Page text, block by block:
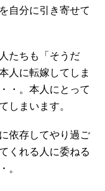
自分に引き寄せて
たちも「そうだ
人に転嫁してしま
・。本人にとって
しまいます。
依存してやり過ご
くれる人に委ねる
。